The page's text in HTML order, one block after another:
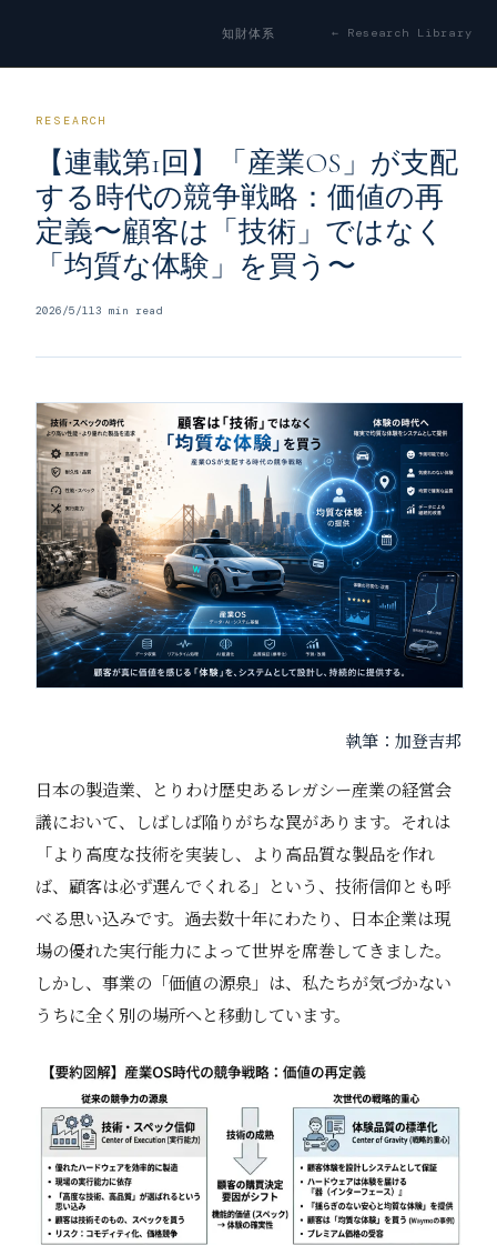
知財体系 ← Research Library
RESEARCH
【連載第1回】「産業OS」が支配
する時代の競争戦略：価値の再
定義〜顧客は「技術」ではなく
「均質な体験」を買う〜
2026/5/113 min read
執筆：加登吉邦
日本の製造業、とりわけ歴史あるレガシー産業の経営会
議において、しばしば陥りがちな罠があります。それは
「より高度な技術を実装し、より高品質な製品を作れ
ば、顧客は必ず選んでくれる」という、技術信仰とも呼
べる思い込みです。過去数十年にわたり、日本企業は現
場の優れた実行能力によって世界を席巻してきました。
しかし、事業の「価値の源泉」は、私たちが気づかない
うちに全く別の場所へと移動しています。